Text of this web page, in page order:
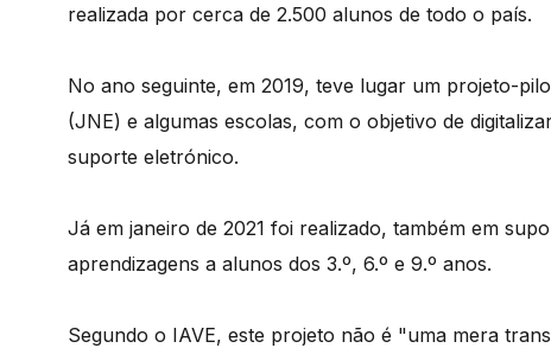
realizada por cerca de 2.500 alunos de todo o país.
No ano seguinte, em 2019, teve lugar um projeto-
(JNE) e algumas escolas, com o objetivo de
suporte eletrónico.
Já em janeiro de 2021 foi realizado, também em
aprendizagens a alunos dos 3.º, 6.º e 9.º anos.
Segundo o IAVE, este projeto não é "uma mera